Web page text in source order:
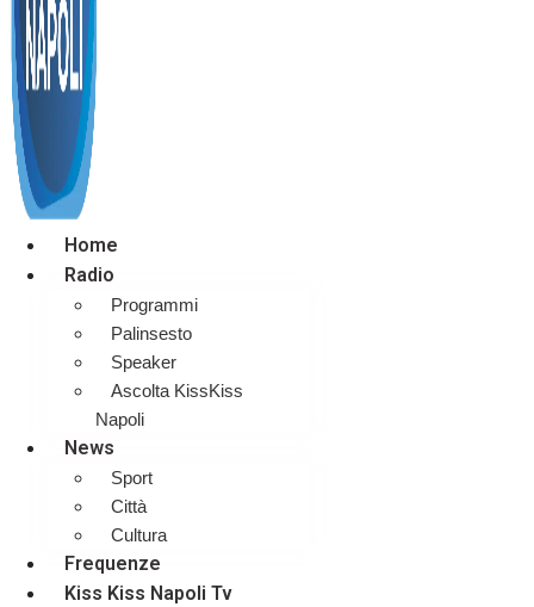
Home
Radio
Programmi
Palinsesto
Speaker
Ascolta KissKiss
Napoli
News
Sport
Città
Cultura
Frequenze
Kiss Kiss Napoli Tv